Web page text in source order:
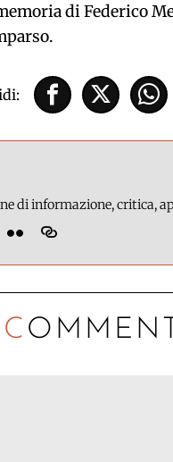
di Federico
di informazione, critica,
C